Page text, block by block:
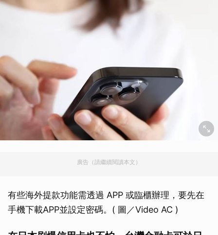
廣告（請繼續閱讀本文）
有些海外提款功能需透過 APP 或臨櫃辦理，要先在
手機下載APP並設定密碼。( 圖／Video AC )